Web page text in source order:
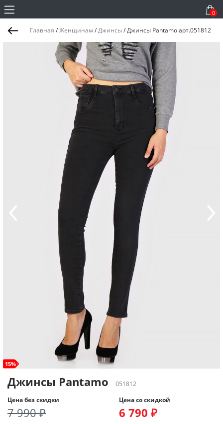
0
Главная /Женщинам /Джинсы/Джинсы Pantamo арт.051812
15%
Джинсы Pantamo
051812
Цена без скидки
7 990 ₽
Цена со скидкой
6 790 ₽